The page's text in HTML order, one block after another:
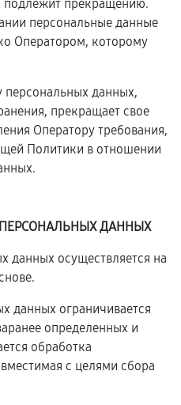
подлежит прекращению.
персональные данные
Оператором, которому
персональных данных,
прекращает свое
Оператору требования,
Политики в отношении
ДАННЫХ
данных осуществляется на
данных ограничивается
определенных и
обработка
с целями сбора